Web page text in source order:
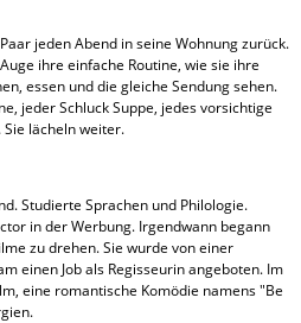
jeden Abend in seine Wohnung zurück.
ihre einfache Routine, wie sie ihre
essen und die gleiche Sendung sehen.
jeder Schluck Suppe, jedes vorsichtige
lächeln weiter.
Studierte Sprachen und Philologie.
in der Werbung. Irgendwann begann
zu drehen. Sie wurde von einer
einen Job als Regisseurin angeboten. Im
eine romantische Komödie namens "Be